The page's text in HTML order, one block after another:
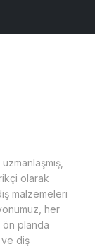
olarak
malzemeleri
her
ön planda
diş